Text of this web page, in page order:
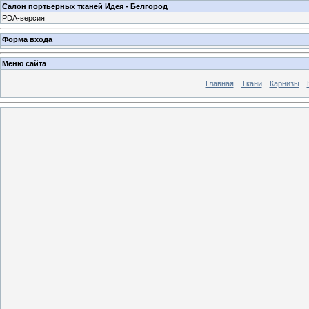
Салон портьерных тканей Идея - Белгород
PDA-версия
Форма входа
Меню сайта
Главная Ткани Карнизы